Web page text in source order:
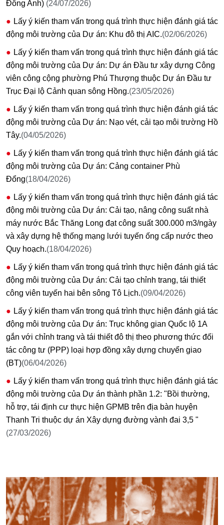
Đông Anh) (24/07/2026)
Lấy ý kiến tham vấn trong quá trình thực hiện đánh giá tác
động môi trường của Dự án: Khu đô thị AIC.(02/06/2026)
Lấy ý kiến tham vấn trong quá trình thực hiện đánh giá tác
động môi trường của Dự án: Dự án Đầu tư xây dựng Công
viên công cộng phường Phú Thượng thuộc Dự án Đầu tư
Trục Đại lộ Cảnh quan sông Hồng.(23/05/2026)
Lấy ý kiến tham vấn trong quá trình thực hiện đánh giá tác
động môi trường của Dự án: Nạo vét, cải tạo môi trường Hồ
Tây.(04/05/2026)
Lấy ý kiến tham vấn trong quá trình thực hiện đánh giá tác
động môi trường của Dự án: Cảng container Phù
Đổng(18/04/2026)
Lấy ý kiến tham vấn trong quá trình thực hiện đánh giá tác
động môi trường của Dự án: Cải tạo, nâng công suất nhà
máy nước Bắc Thăng Long đạt công suất 300.000 m3/ngày
và xây dựng hệ thống mạng lưới tuyến ống cấp nước theo
Quy hoạch.(18/04/2026)
Lấy ý kiến tham vấn trong quá trình thực hiện đánh giá tác
động môi trường của Dự án: Cải tạo chỉnh trang, tái thiết
công viên tuyến hai bên sông Tô Lịch.(09/04/2026)
Lấy ý kiến tham vấn trong quá trình thực hiện đánh giá tác
động môi trường của Dự án: Trục không gian Quốc lộ 1A
gắn với chỉnh trang và tái thiết đô thị theo phương thức đối
tác công tư (PPP) loại hợp đồng xây dựng chuyển giao
(BT)(06/04/2026)
Lấy ý kiến tham vấn trong quá trình thực hiện đánh giá tác
động môi trường của Dự án thành phần 1.2: "Bồi thường,
hỗ trợ, tái định cư thực hiện GPMB trên địa bàn huyện
Thanh Tri thuộc dự án Xây dựng đường vành đai 3,5 "
(27/03/2026)